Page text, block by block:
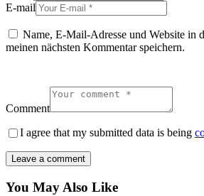
E-mail
Name, E-Mail-Adresse und Website in
meinen nächsten Kommentar speichern.
Comment
I agree that my submitted data is being
You May Also Like